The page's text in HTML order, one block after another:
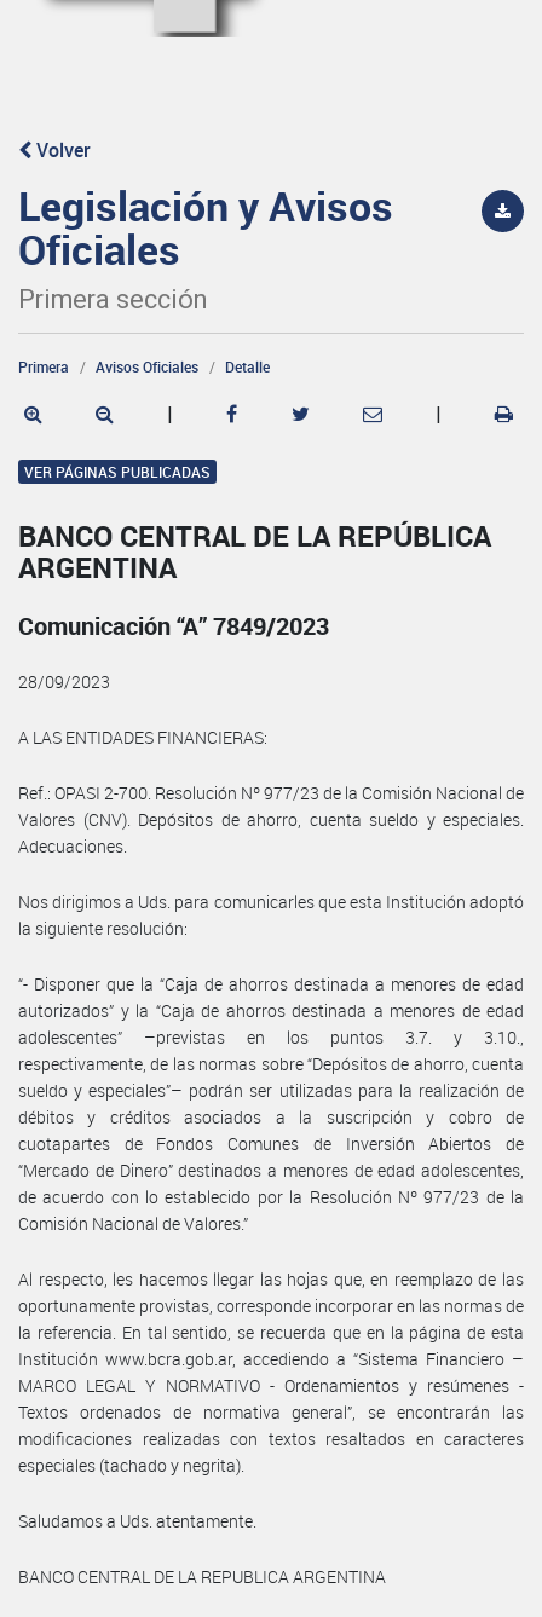
Volver
Legislación y Avisos
Oficiales
Primera sección
Primera Avisos Oficiales Detalle
| |
VER PÁGINAS PUBLICADAS
BANCO CENTRAL DE LA REPÚBLICA
ARGENTINA
Comunicación “A” 7849/2023
28/09/2023
A LAS ENTIDADES FINANCIERAS:
Ref.: OPASI 2-700. Resolución Nº 977/23 de la Comisión Nacional de
Valores (CNV). Depósitos de ahorro, cuenta sueldo y especiales.
Adecuaciones.
Nos dirigimos a Uds. para comunicarles que esta Institución adoptó
la siguiente resolución:
“- Disponer que la “Caja de ahorros destinada a menores de edad
autorizados” y la “Caja de ahorros destinada a menores de edad
adolescentes” –previstas en los puntos 3.7. y 3.10.,
respectivamente, de las normas sobre “Depósitos de ahorro, cuenta
sueldo y especiales”– podrán ser utilizadas para la realización de
débitos y créditos asociados a la suscripción y cobro de
cuotapartes de Fondos Comunes de Inversión Abiertos de
“Mercado de Dinero” destinados a menores de edad adolescentes,
de acuerdo con lo establecido por la Resolución Nº 977/23 de la
Comisión Nacional de Valores.”
Al respecto, les hacemos llegar las hojas que, en reemplazo de las
oportunamente provistas, corresponde incorporar en las normas de
la referencia. En tal sentido, se recuerda que en la página de esta
Institución www.bcra.gob.ar, accediendo a “Sistema Financiero –
MARCO LEGAL Y NORMATIVO - Ordenamientos y resúmenes -
Textos ordenados de normativa general”, se encontrarán las
modificaciones realizadas con textos resaltados en caracteres
especiales (tachado y negrita).
Saludamos a Uds. atentamente.
BANCO CENTRAL DE LA REPUBLICA ARGENTINA